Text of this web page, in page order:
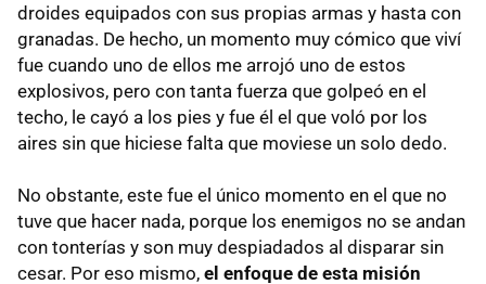
droides equipados con sus propias armas y hasta con
granadas. De hecho, un momento muy cómico que viví
fue cuando uno de ellos me arrojó uno de estos
explosivos, pero con tanta fuerza que golpeó en el
techo, le cayó a los pies y fue él el que voló por los
aires sin que hiciese falta que moviese un solo dedo.
No obstante, este fue el único momento en el que no
tuve que hacer nada, porque los enemigos no se andan
con tonterías y son muy despiadados al disparar sin
cesar. Por eso mismo, el enfoque de esta misión